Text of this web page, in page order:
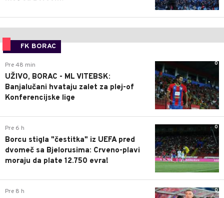
FK BORAC
0
Pre 48 min
UŽIVO, BORAC - ML VITEBSK:
Banjalučani hvataju zalet za plej-of
Konferencijske lige
0
Pre 6 h
Borcu stigla "čestitka" iz UEFA pred
dvomeč sa Bjelorusima: Crveno-plavi
moraju da plate 12.750 evra!
0
Pre 8 h